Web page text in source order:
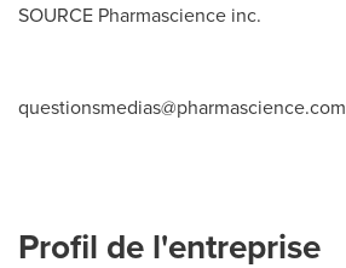
SOURCE Pharmascience inc.
questionsmedias@pharmascience.com
Profil de l'entreprise